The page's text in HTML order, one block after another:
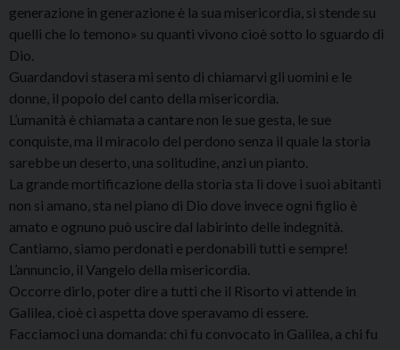
generazione in generazione è la sua misericordia, si stende su
quelli che lo temono» su quanti vivono cioè sotto lo sguardo di
Dio.
Guardandovi stasera mi sento di chiamarvi gli uomini e le
donne, il popolo del canto della misericordia.
L’umanità è chiamata a cantare non le sue gesta, le sue
conquiste, ma il miracolo del perdono senza il quale la storia
sarebbe un deserto, una solitudine, anzi un pianto.
La grande mortificazione della storia sta lì dove i suoi abitanti
non si amano, sta nel piano di Dio dove invece ogni figlio è
amato e ognuno può uscire dal labirinto delle indegnità.
Cantiamo, siamo perdonati e perdonabili tutti e sempre!
L’annuncio, il Vangelo della misericordia.
Occorre dirlo, poter dire a tutti che il Risorto vi attende in
Galilea, cioè ci aspetta dove speravamo di essere.
Facciamoci una domanda: chi fu convocato in Galilea, a chi fu